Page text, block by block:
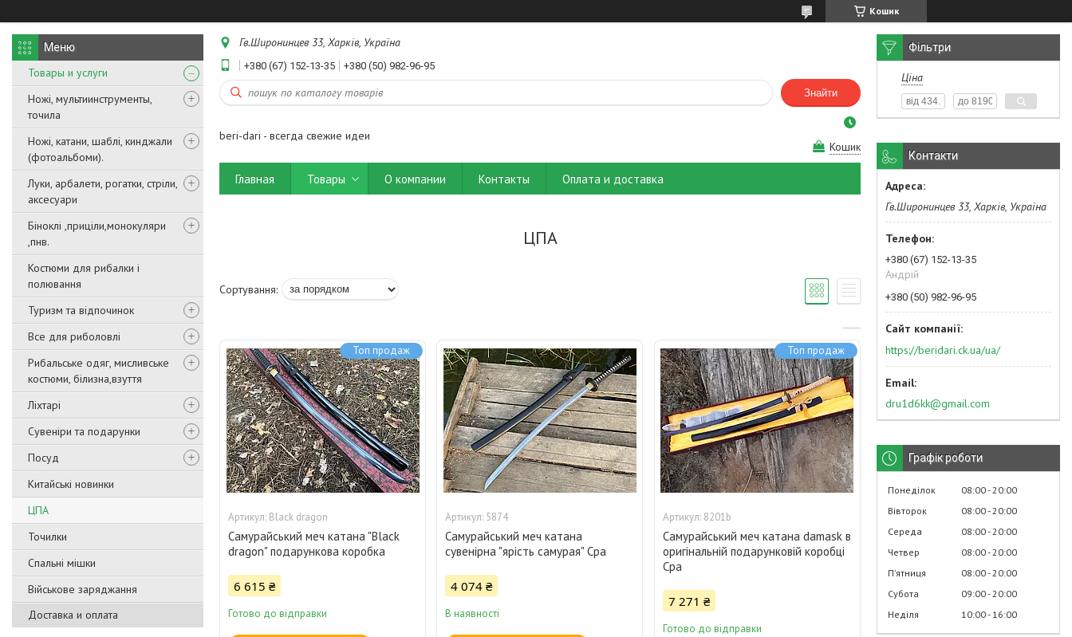
Кошик
Товары и услуги
Ножі, мультиинструменты,
точила
Ножі, катани, шаблі, кинджали
(фотоальбоми).
Луки, арбалети, рогатки, стріли,
аксесуари
Біноклі ,приціли,монокуляри
,пнв.
Костюми для рибалки і
полювання
Туризм та відпочинок
Все для риболовлі
Рибальське одяг, мисливське
костюми, білизна,взуття
Ліхтарі
Сувеніри та подарунки
Посуд
Китайські новинки
ЦПА
Точилки
Спальні мішки
Військове заряджання
Доставка и оплата
Гв.Широнинцев 33, Харків, Україна
+380 (67) 152-13-35 +380 (50) 982-96-95
Знайти
beri-dari - всегда свежие идеи
Кошик
Главная Товары О компании Контакты Оплата и доставка
ЦПА
Топ продаж
Black dragon
Самурайський меч катана "Black
dragon" подарункова коробка
6 615 ₴
Готово до відправки
5874
Самурайський меч катана
сувенірна "ярість самурая" Cpa
4 074 ₴
В наявності
Топ продаж
8201b
Самурайський меч катана damask в
оригінальній подарунковій коробці
Cpa
7 271 ₴
Готово до відправки
Фільтри
Ціна
Контакти
Гв.Широнинцев 33, Харків, Україна
+380 (67) 152-13-35
Андрій
+380 (50) 982-96-95
https://beridari.ck.ua/ua/
dru1d6kk@gmail.com
Графік роботи
Понеділок 08:00 20:00
Вівторок
08:00 20:00
Середа
08:00 20:00
Четвер
08:00 20:00
Пʼятниця
08:00 20:00
Субота
09:00 20:00
Неділя
10:00 16:00